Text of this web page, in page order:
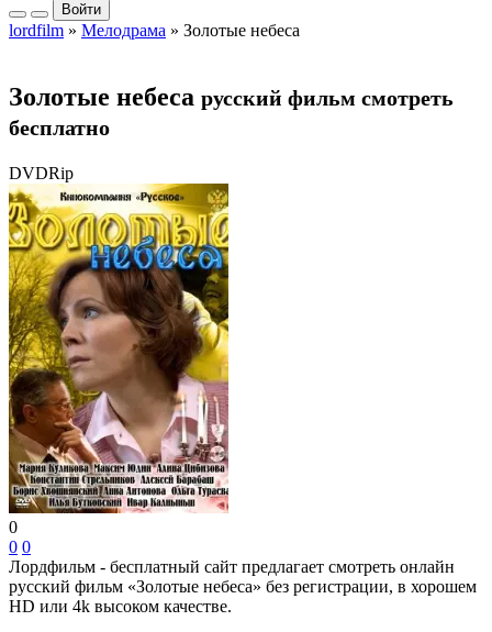
Войти
lordfilm » Мелодрама » Золотые небеса
Золотые небеса русский фильм смотреть
бесплатно
DVDRip
0
0 0
Лордфильм - бесплатный сайт предлагает смотреть онлайн
русский фильм «Золотые небеса» без регистрации, в хорошем
HD или 4k высоком качестве.